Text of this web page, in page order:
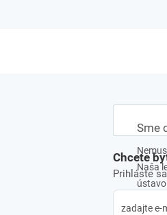
Sme
Naša
Chcete
Prihláste